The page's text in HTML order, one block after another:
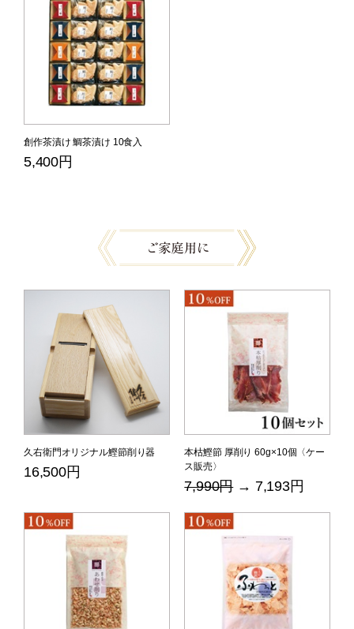
創作茶漬け 鯛茶漬け 10食入
5,400円
久右衛門オリジナル鰹節削り器
16,500円
本枯鰹節 厚削り 60g×10個〈ケー
ス販売〉
7,990円→ 7,193円